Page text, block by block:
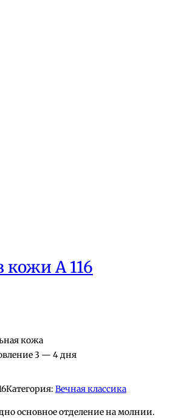
кожи А 116
кожа
3 — 4 дня
Категория: Вечная классика
основное отделение на молнии.